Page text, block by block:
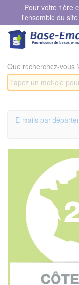
Pour votre 1ère
l'ensemble du
Que recherchez-vous
E-mails par
Panneau de gestion des